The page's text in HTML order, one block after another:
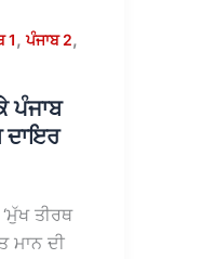
1,ਪੰਜਾਬ 2,
ਪੰਜਾਬ
ਦਾਇਰ
ਤੀਰਥ
ਮਾਨ ਦੀ